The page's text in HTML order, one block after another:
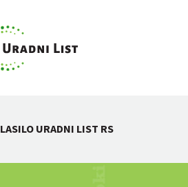
LASILO URADNI LIST RS